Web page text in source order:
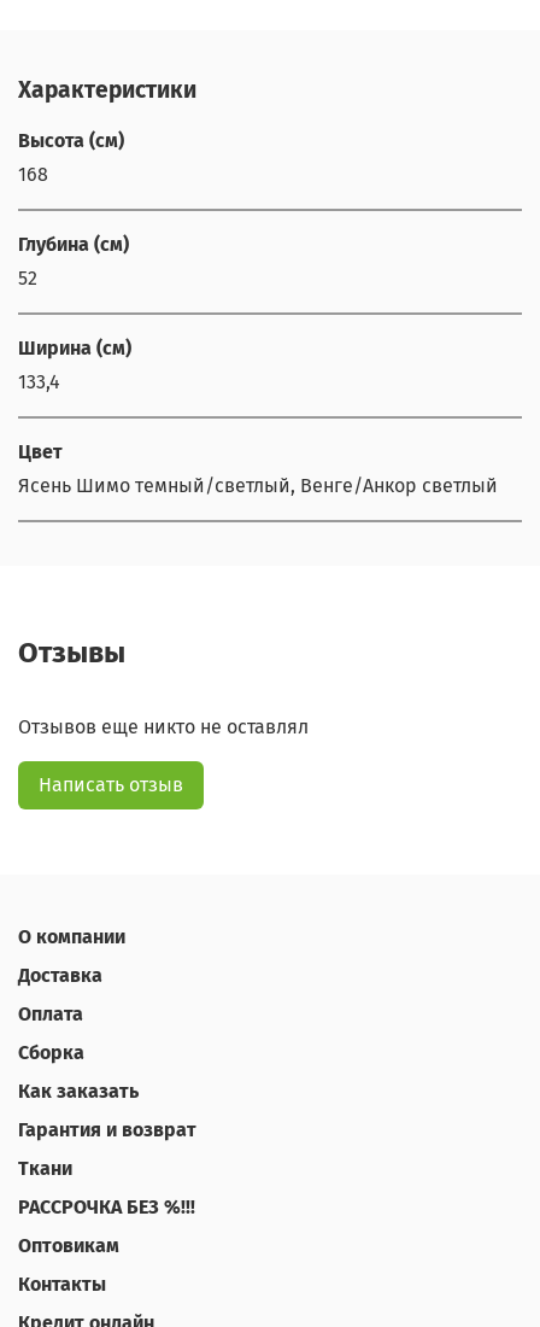
Характеристики
Высота (см)
168
Глубина (см)
52
Ширина (см)
133,4
Цвет
Ясень Шимо темный/светлый, Венге/Анкор светлый
Отзывы
Отзывов еще никто не оставлял
Написать отзыв
О компании
Доставка
Оплата
Сборка
Как заказать
Гарантия и возврат
Ткани
РАССРОЧКА БЕЗ %!!!
Оптовикам
Контакты
Кредит онлайн